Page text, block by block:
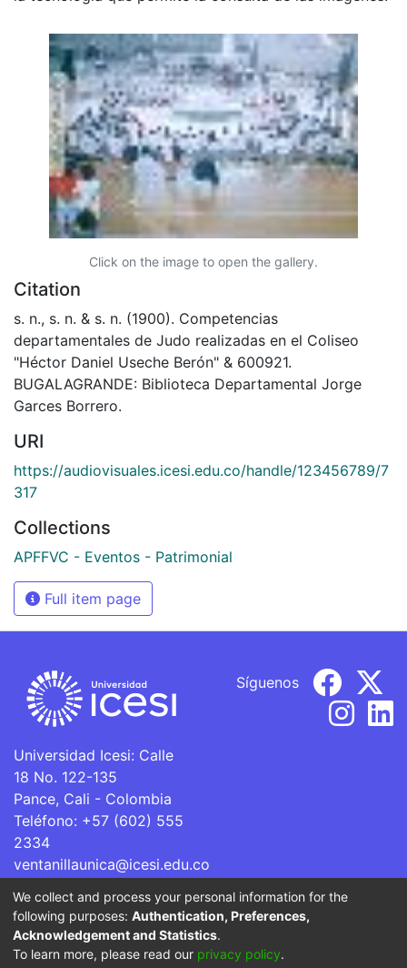
Click on the image to open the gallery.
Citation
s. n., s. n. & s. n. (1900). Competencias
departamentales de Judo realizadas en el Coliseo
"Héctor Daniel Useche Berón" & 600921.
BUGALAGRANDE: Biblioteca Departamental Jorge
Garces Borrero.
URI
https://audiovisuales.icesi.edu.co/handle/123456789/7
317
Collections
APFFVC - Eventos - Patrimonial
Full item page
Universidad Icesi: Calle
18 No. 122-135
Pance, Cali - Colombia
Teléfono: +57 (602) 555
2334
ventanillaunica@icesi.edu.co
Síguenos
La Universidad Icesi es una Institución de Educación
Superior que se encuentra sujeta a inspección y vigilancia
por parte del Ministerio de Educación Nacional.
We collect and process your personal information for the
following purposes: Authentication, Preferences,
Acknowledgement and Statistics.
To learn more, please read our privacy policy.